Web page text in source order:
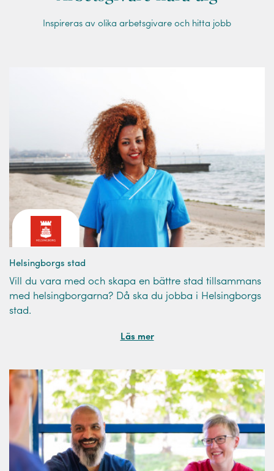
Inspireras av olika arbetsgivare och hitta jobb
Helsingborgs stad
Vill du vara med och skapa en bättre stad tillsammans
med helsingborgarna? Då ska du jobba i Helsingborgs
stad.
Läs mer